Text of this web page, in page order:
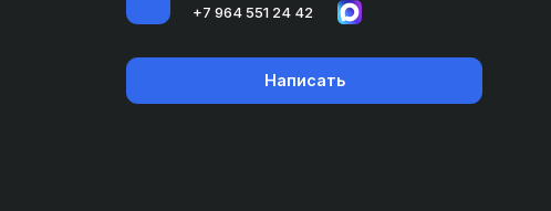
+7 964 551 24 42
Написать